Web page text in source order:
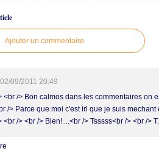
Ajouter un commentaire
02/09/2011 20:49
<br /> Bon calmos dans les commentaires on
/> Parce que moi c'est irl que je suis
<br /> <br /> Bien! ...<br /> Tsssss<br /> <br />